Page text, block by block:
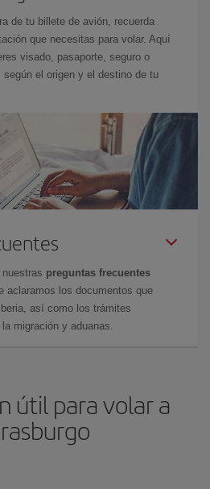
de tu billete de avión, recuerda
que necesitas para volar. Aquí
visado, pasaporte, seguro o
el origen y el destino de tu
preguntas frecuentes
aclaramos los documentos que
así como los trámites
migración y aduanas.
útil para volar a